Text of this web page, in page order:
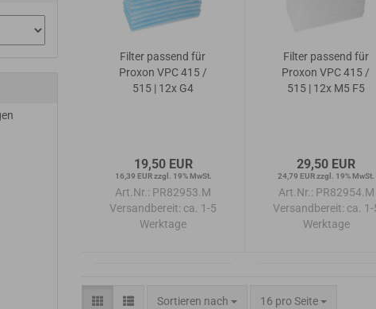
Filter passend für
Proxon VPC 415 /
515 | 12x G4
19,50 EUR
16,39 EUR zzgl. 19% MwSt.
Art.Nr.: PR82953.M
Versandbereit: ca. 1-5
Werktage
Filter passend für
Proxon VPC 415 /
515 | 12x M5 F5
29,50 EUR
24,79 EUR zzgl. 19% MwSt.
Art.Nr.: PR82954.M
Versandbereit: ca. 1-
Werktage
Sortieren nach
Sortieren nach 16 pro Seite
pro Seite